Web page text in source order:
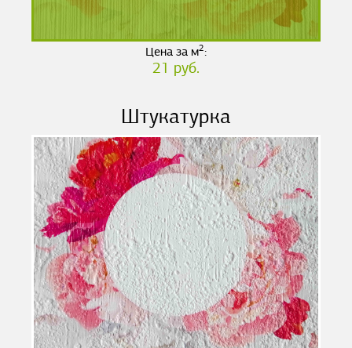
Цена за м2:
21 руб.
Штукатурка